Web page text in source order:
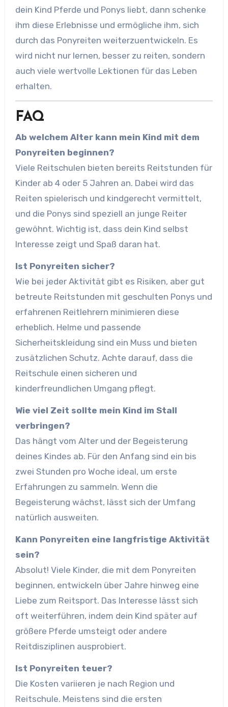
dein Kind Pferde und Ponys liebt, dann schenke
ihm diese Erlebnisse und ermögliche ihm, sich
durch das Ponyreiten weiterzuentwickeln. Es
wird nicht nur lernen, besser zu reiten, sondern
auch viele wertvolle Lektionen für das Leben
erhalten.
FAQ
Ab welchem Alter kann mein Kind mit dem
Ponyreiten beginnen?
Viele Reitschulen bieten bereits Reitstunden für
Kinder ab 4 oder 5 Jahren an. Dabei wird das
Reiten spielerisch und kindgerecht vermittelt,
und die Ponys sind speziell an junge Reiter
gewöhnt. Wichtig ist, dass dein Kind selbst
Interesse zeigt und Spaß daran hat.
Ist Ponyreiten sicher?
Wie bei jeder Aktivität gibt es Risiken, aber gut
betreute Reitstunden mit geschulten Ponys und
erfahrenen Reitlehrern minimieren diese
erheblich. Helme und passende
Sicherheitskleidung sind ein Muss und bieten
zusätzlichen Schutz. Achte darauf, dass die
Reitschule einen sicheren und
kinderfreundlichen Umgang pflegt.
Wie viel Zeit sollte mein Kind im Stall
verbringen?
Das hängt vom Alter und der Begeisterung
deines Kindes ab. Für den Anfang sind ein bis
zwei Stunden pro Woche ideal, um erste
Erfahrungen zu sammeln. Wenn die
Begeisterung wächst, lässt sich der Umfang
natürlich ausweiten.
Kann Ponyreiten eine langfristige Aktivität
sein?
Absolut! Viele Kinder, die mit dem Ponyreiten
beginnen, entwickeln über Jahre hinweg eine
Liebe zum Reitsport. Das Interesse lässt sich
oft weiterführen, indem dein Kind später auf
größere Pferde umsteigt oder andere
Reitdisziplinen ausprobiert.
Ist Ponyreiten teuer?
Die Kosten variieren je nach Region und
Reitschule. Meistens sind die ersten